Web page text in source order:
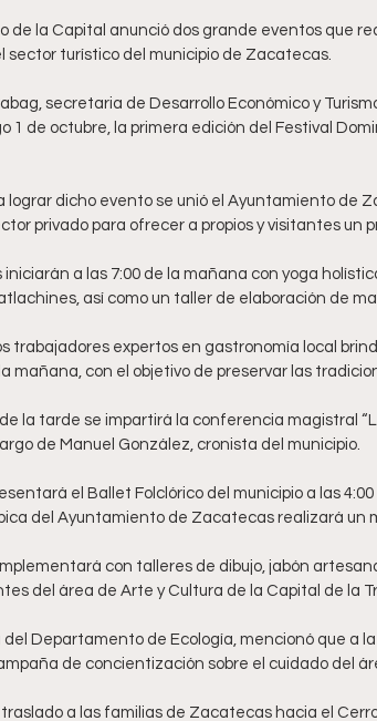
de la Capital anunció dos grande eventos que
sector turístico del municipio de Zacatecas.
secretaria de Desarrollo Económico y
1 de octubre, la primera edición del Festival
lograr dicho evento se unió el Ayuntamiento de
privado para ofrecer a propios y visitantes un
a las 7:00 de la mañana con yoga
así como un taller de elaboración de
trabajadores expertos en gastronomía local
mañana, con el objetivo de preservar las
de la tarde se impartirá la conferencia magistral
de Manuel González, cronista del municipio.
el Ballet Folclórico del municipio a las
del Ayuntamiento de Zacatecas realizará un
con talleres de dibujo, jabón
del área de Arte y Cultura de la Capital de la
del Departamento de Ecología, mencionó que a
de concientización sobre el cuidado del
a las familias de Zacatecas hacia el